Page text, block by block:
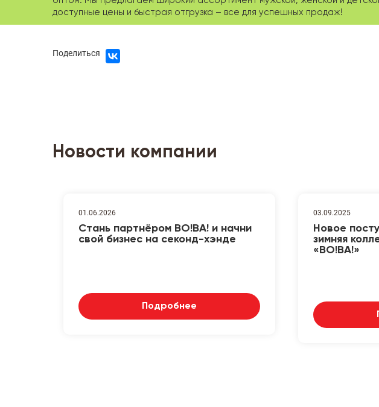
доступные цены и быстрая отгрузка – все для успешных продаж!
Поделиться
Новости компании
01.06.2026
Стань партнёром ВО!ВА! и начни
свой бизнес на секонд-хэнде
Подробнее
03.09.2025
Новое
зимняя
«ВО!ВА!»